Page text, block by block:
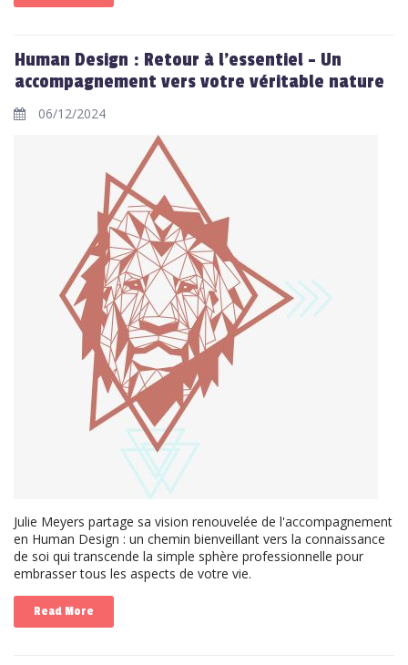
Human Design : Retour à l'essentiel - Un
accompagnement vers votre véritable nature
06/12/2024
Julie Meyers partage sa vision renouvelée de l'accompagnement
en Human Design : un chemin bienveillant vers la connaissance
de soi qui transcende la simple sphère professionnelle pour
embrasser tous les aspects de votre vie.
Read More